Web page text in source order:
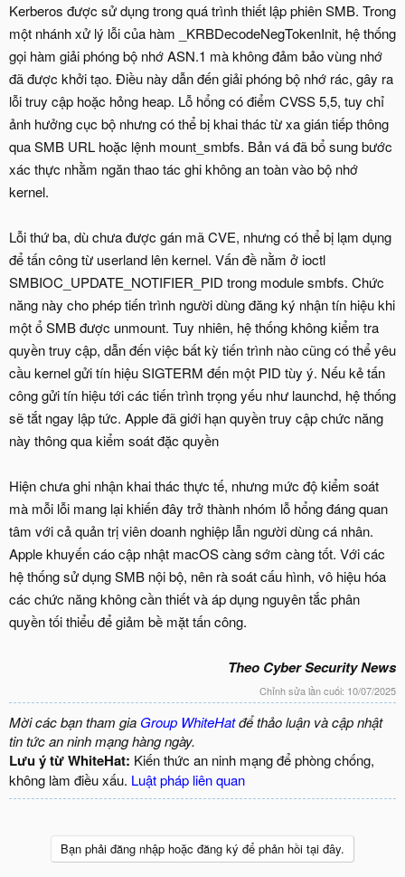
Kerberos được sử dụng trong quá trình thiết lập phiên SMB. Trong
một nhánh xử lý lỗi của hàm _KRBDecodeNegTokenInit, hệ thống
gọi hàm giải phóng bộ nhớ ASN.1 mà không đảm bảo vùng nhớ
đã được khởi tạo. Điều này dẫn đến giải phóng bộ nhớ rác, gây ra
lỗi truy cập hoặc hỏng heap. Lỗ hổng có điểm CVSS 5,5, tuy chỉ
ảnh hưởng cục bộ nhưng có thể bị khai thác từ xa gián tiếp thông
qua SMB URL hoặc lệnh mount_smbfs. Bản vá đã bổ sung bước
xác thực nhằm ngăn thao tác ghi không an toàn vào bộ nhớ
kernel.
Lỗi thứ ba, dù chưa được gán mã CVE, nhưng có thể bị lạm dụng
để tấn công từ userland lên kernel. Vấn đề nằm ở ioctl
SMBIOC_UPDATE_NOTIFIER_PID trong module smbfs. Chức
năng này cho phép tiến trình người dùng đăng ký nhận tín hiệu khi
một ổ SMB được unmount. Tuy nhiên, hệ thống không kiểm tra
quyền truy cập, dẫn đến việc bất kỳ tiến trình nào cũng có thể yêu
cầu kernel gửi tín hiệu SIGTERM đến một PID tùy ý. Nếu kẻ tấn
công gửi tín hiệu tới các tiến trình trọng yếu như launchd, hệ thống
sẽ tắt ngay lập tức. Apple đã giới hạn quyền truy cập chức năng
này thông qua kiểm soát đặc quyền
Hiện chưa ghi nhận khai thác thực tế, nhưng mức độ kiểm soát
mà mỗi lỗi mang lại khiến đây trở thành nhóm lỗ hổng đáng quan
tâm với cả quản trị viên doanh nghiệp lẫn người dùng cá nhân.
Apple khuyến cáo cập nhật macOS càng sớm càng tốt. Với các
hệ thống sử dụng SMB nội bộ, nên rà soát cấu hình, vô hiệu hóa
các chức năng không cần thiết và áp dụng nguyên tắc phân
quyền tối thiểu để giảm bề mặt tấn công.
Theo Cyber Security News
Chỉnh sửa lần cuối: 10/07/2025
Mời các bạn tham gia Group WhiteHatđể thảo luận và cập nhật
tin tức an ninh mạng hàng ngày.
Lưu ý từ WhiteHat: Kiến thức an ninh mạng để phòng chống,
không làm điều xấu. Luật pháp liên quan
Bạn phải đăng nhập hoặc đăng ký để phản hồi tại đây.